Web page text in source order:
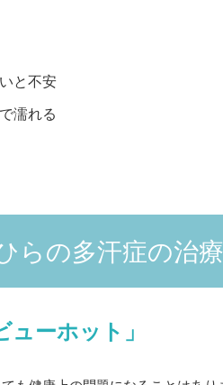
と不安
濡れる
らの多汗症の治
ーホット」